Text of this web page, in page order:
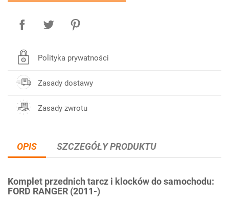
Polityka prywatności
Zasady dostawy
Zasady zwrotu
OPIS SZCZEGÓŁY PRODUKTU
Komplet przednich tarcz i klocków do samochodu:
FORD RANGER (2011-)